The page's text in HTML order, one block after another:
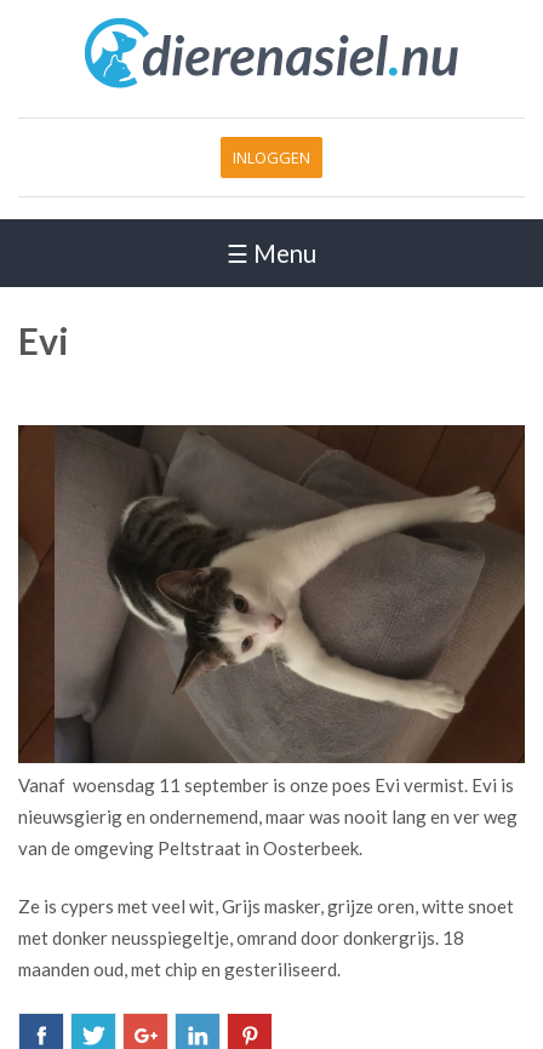
INLOGGEN
☰ Menu
Evi
Vanaf woensdag 11 september is onze poes Evi vermist. Evi is
nieuwsgierig en ondernemend, maar was nooit lang en ver weg
van de omgeving Peltstraat in Oosterbeek.
Ze is cypers met veel wit, Grijs masker, grijze oren, witte snoet
met donker neusspiegeltje, omrand door donkergrijs. 18
maanden oud, met chip en gesteriliseerd.